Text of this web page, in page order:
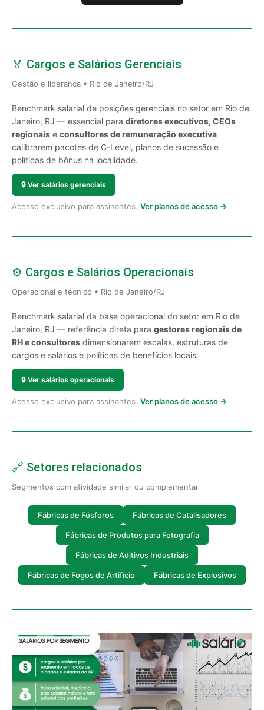
🏅 Cargos e Salários Gerenciais
Gestão e liderança • Rio de Janeiro/RJ
Benchmark salarial de posições gerenciais no setor em Rio de
Janeiro, RJ — essencial para diretores executivos, CEOs
regionais e consultores de remuneração executiva
calibrarem pacotes de C-Level, planos de sucessão e
políticas de bônus na localidade.
🔒 Ver salários gerenciais
Acesso exclusivo para assinantes. Ver planos de acesso →
⚙️ Cargos e Salários Operacionais
Operacional e técnico • Rio de Janeiro/RJ
Benchmark salarial da base operacional do setor em Rio de
Janeiro, RJ — referência direta para gestores regionais de
RH e consultores dimensionarem escalas, estruturas de
cargos e salários e políticas de benefícios locais.
🔒 Ver salários operacionais
Acesso exclusivo para assinantes. Ver planos de acesso →
🔗 Setores relacionados
Segmentos com atividade similar ou complementar
Fábricas de Fósforos Fábricas de Catalisadores
Fábricas de Produtos para Fotografia
Fábricas de Aditivos Industriais
Fábricas de Fogos de Artifício Fábricas de Explosivos